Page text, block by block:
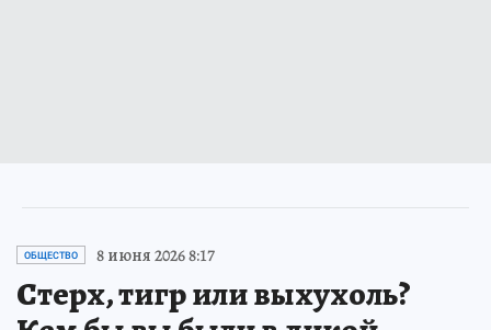
ОБЩЕСТВО 8 июня 2026 8:17
Стерх, тигр или выхухоль?